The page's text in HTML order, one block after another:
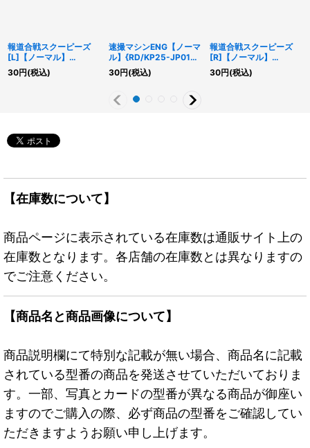
報道合戦スクーピーズ
[L]【ノーマル】
{RD/KP25-JP007}
《RDモンスター》
30円(税込)
速撮マシンENG【ノーマ
ル】{RD/KP25-JP012}
《RDモンスター》
30円(税込)
報道合戦スクーピーズ
[R]【ノーマル】
{RD/KP25-JP009}
《RDモンスター》
30円(税込)
【在庫数について】
商品ページに表示されている在庫数は通販サイト上の
在庫数となります。各店舗の在庫数とは異なりますの
でご注意ください。
【商品名と商品画像について】
商品説明欄にて特別な記載が無い場合、商品名に記載
されている型番の商品を発送させていただいておりま
す。一部、写真とカードの型番が異なる商品が御座い
ますのでご購入の際、必ず商品の型番をご確認してい
ただきますようお願い申し上げます。